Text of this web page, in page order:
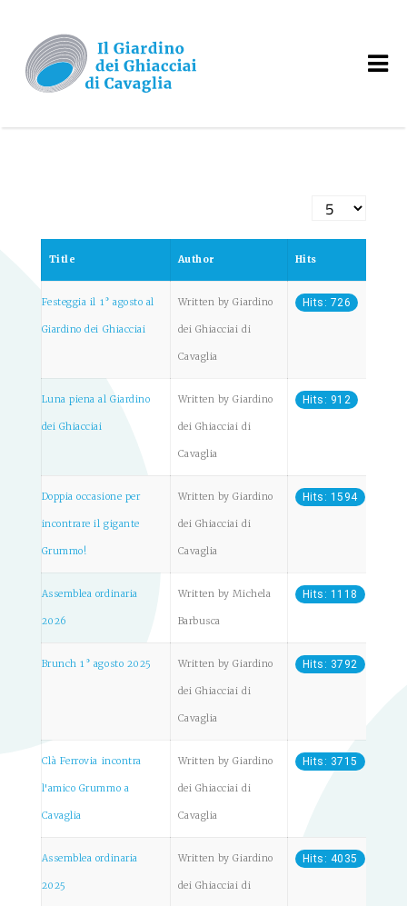
Display #
Title Author Hits
Festeggia il 1° agosto al
Giardino dei Ghiacciai
Written by Giardino
dei Ghiacciai di
Cavaglia
Hits: 726
Luna piena al Giardino
dei Ghiacciai
Written by Giardino
dei Ghiacciai di
Cavaglia
Hits: 912
Doppia occasione per
incontrare il gigante
Grummo!
Written by Giardino
dei Ghiacciai di
Cavaglia
Hits: 1594
Assemblea ordinaria
2026
Written by Michela
Barbusca
Hits: 1118
Brunch 1° agosto 2025 Written by Giardino
dei Ghiacciai di
Cavaglia
Hits: 3792
Clà Ferrovia incontra
l'amico Grummo a
Cavaglia
Written by Giardino
dei Ghiacciai di
Cavaglia
Hits: 3715
Assemblea ordinaria
2025
Written by Giardino
dei Ghiacciai di
Hits: 4035